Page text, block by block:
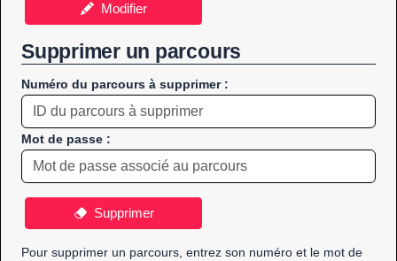
Modifier
Supprimer un parcours
Numéro du parcours à supprimer :
Mot de passe :
Supprimer
Pour supprimer un parcours, entrez son numéro et le mot de